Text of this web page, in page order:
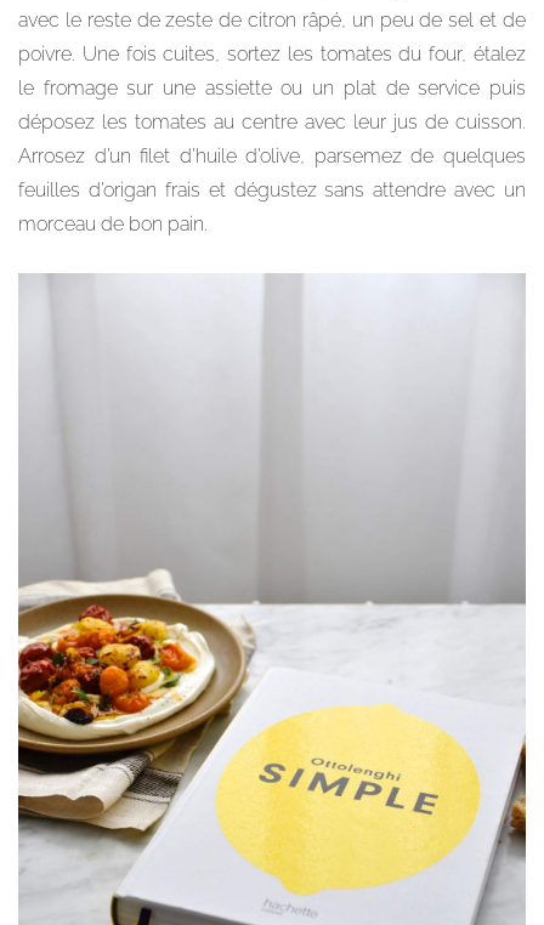
avec le reste de zeste de citron râpé, un peu de sel et de
poivre. Une fois cuites, sortez les tomates du four, étalez
le fromage sur une assiette ou un plat de service puis
déposez les tomates au centre avec leur jus de cuisson.
Arrosez d’un filet d’huile d’olive, parsemez de quelques
feuilles d’origan frais et dégustez sans attendre avec un
morceau de bon pain.